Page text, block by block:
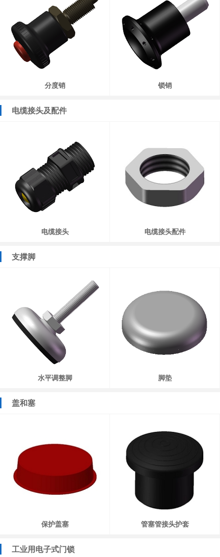
分度销 锁销
电缆接头及配件
电缆接头 电缆接头配件
支撑脚
水平调整脚 脚垫
盖和塞
保护盖塞 管塞管接头护套
工业用电子式门锁